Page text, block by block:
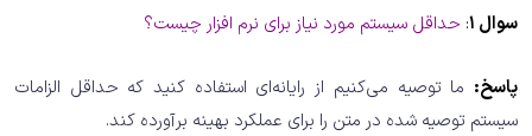
سوال 1 : حداقل سیستم مورد نیاز برای نرم افزار چیست؟
پاسخ: ما توصیه می‌کنیم از رایانه‌ای استفاده کنید که حداقل الزامات
سیستم توصیه شده در متن را برای عملکرد بهینه برآورده کند.